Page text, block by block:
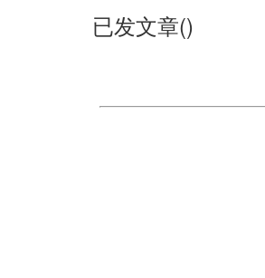
已发文章()